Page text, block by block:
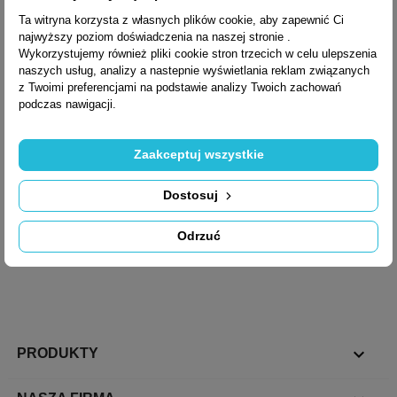
Otrzymuj informację o nowościach i
wyprzedażach
Możesz zrezygnować w każdej chwili. W tym celu należy odnaleźć
szczegóły w naszej informacji prawnej.
PRODUKTY 
Ta witryna korzysta z własnych plików cookie, aby zapewnić Ci
najwyższy poziom doświadczenia na naszej stronie .
Wykorzystujemy również pliki cookie stron trzecich w celu ulepszenia
naszych usług, analizy a nastepnie wyświetlania reklam związanych
z Twoimi preferencjami na podstawie analizy Twoich zachowań
podczas nawigacji.
Odrzuć
Dostosuj
Zaakceptuj wszystkie